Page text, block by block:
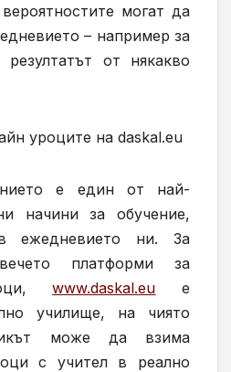
могат да
– например за
от някакво
уроците на daskal.eu
е един от най-
начини за обучение,
ежедневието ни. За
платформи за
www.daskal.eu е
училище, на чиято
може да взима
с учител в реално